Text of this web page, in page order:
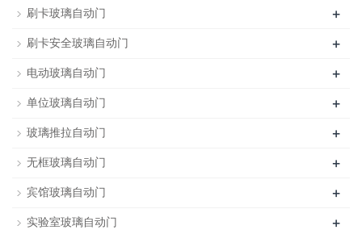
刷卡玻璃自动门 +
刷卡安全玻璃自动门 +
电动玻璃自动门 +
单位玻璃自动门 +
玻璃推拉自动门 +
无框玻璃自动门 +
宾馆玻璃自动门 +
实验室玻璃自动门 +